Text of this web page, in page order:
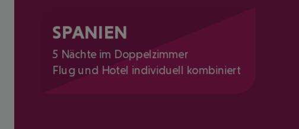
SPANIEN
5 Nächte im Doppelzimmer
Flug und Hotel individuell kombiniert